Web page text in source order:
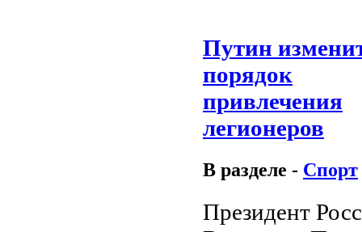
Путин
порядок
привлечения
легионеров
В разделе - Спорт
Президент